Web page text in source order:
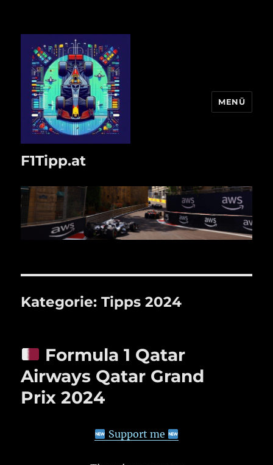
F1Tipp.at
MENÜ
Kategorie:Tipps 2024
Formula 1 Qatar
Airways Qatar Grand
Prix 2024
Support me